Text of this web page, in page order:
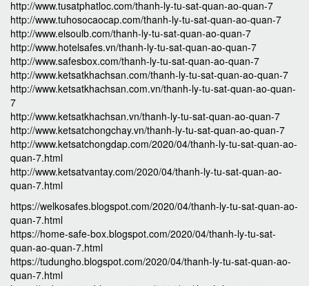
http://www.tusatphatloc.com/thanh-ly-tu-sat-quan-ao-quan-7
http://www.tuhosocaocap.com/thanh-ly-tu-sat-quan-ao-quan-7
http://www.elsoulb.com/thanh-ly-tu-sat-quan-ao-quan-7
http://www.hotelsafes.vn/thanh-ly-tu-sat-quan-ao-quan-7
http://www.safesbox.com/thanh-ly-tu-sat-quan-ao-quan-7
http://www.ketsatkhachsan.com/thanh-ly-tu-sat-quan-ao-quan-7
http://www.ketsatkhachsan.com.vn/thanh-ly-tu-sat-quan-ao-quan-
7
http://www.ketsatkhachsan.vn/thanh-ly-tu-sat-quan-ao-quan-7
http://www.ketsatchongchay.vn/thanh-ly-tu-sat-quan-ao-quan-7
http://www.ketsatchongdap.com/2020/04/thanh-ly-tu-sat-quan-ao-
quan-7.html
http://www.ketsatvantay.com/2020/04/thanh-ly-tu-sat-quan-ao-
quan-7.html
https://welkosafes.blogspot.com/2020/04/thanh-ly-tu-sat-quan-ao-
quan-7.html
https://home-safe-box.blogspot.com/2020/04/thanh-ly-tu-sat-
quan-ao-quan-7.html
https://tudungho.blogspot.com/2020/04/thanh-ly-tu-sat-quan-ao-
quan-7.html